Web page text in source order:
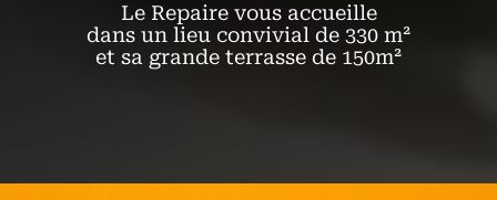
Le Repaire vous accueille
dans un lieu convivial de 330 m²
et sa grande terrasse de 150m²